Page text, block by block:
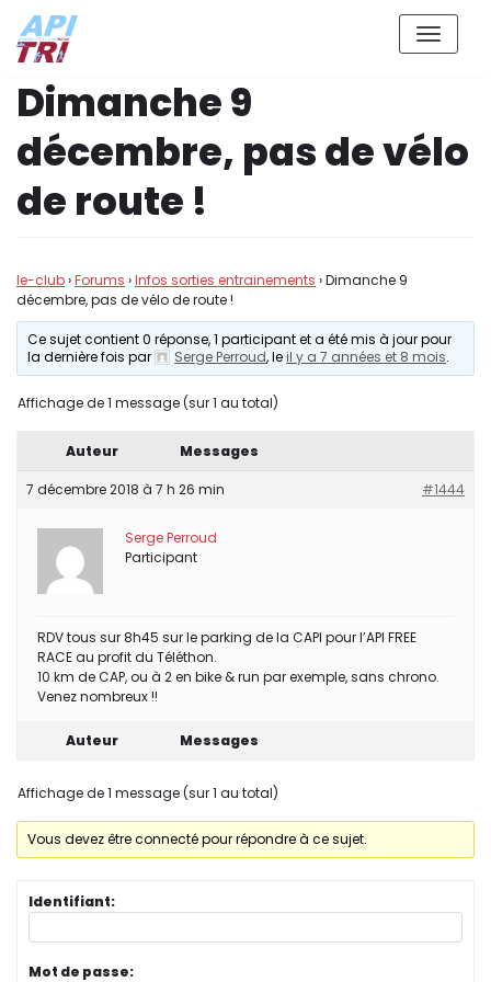
Aller
au
contenu
Dimanche 9
décembre, pas de vélo
de route !
le-club›Forums ›Infos sorties entrainements ›Dimanche 9
décembre, pas de vélo de route !
Ce sujet contient 0 réponse, 1 participant et a été mis à jour pour
la dernière fois par
Serge Perroud, leil y a 7 années et 8 mois.
Affichage de 1 message (sur 1 au total)
Auteur Messages
7 décembre 2018 à 7 h 26 min #1444
Serge Perroud
Participant
RDV tous sur 8h45 sur le parking de la CAPI pour l’API FREE
RACE au profit du Téléthon.
10 km de CAP, ou à 2 en bike & run par exemple, sans chrono.
Venez nombreux !!
Auteur Messages
Affichage de 1 message (sur 1 au total)
Vous devez être connecté pour répondre à ce sujet.
Identifiant:
Mot de passe: